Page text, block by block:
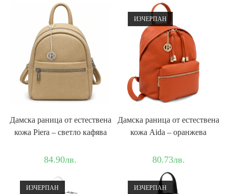
Дамска раница от естествена
кожа Piera – светло кафява
84.90лв.
ИЗЧЕРПАН
Дамска раница от естествена
кожа Aida – оранжева
80.73лв.
ИЗЧЕРПАН ИЗЧЕРПАН